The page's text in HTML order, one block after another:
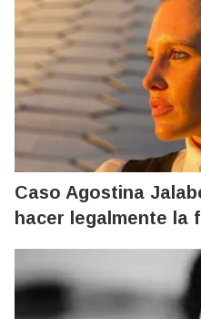
Caso Agostina
hacer legalmente la